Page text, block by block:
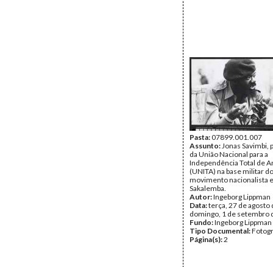
Pasta:07899.001.007
Assunto:Jonas Savimbi,
da União Nacional para a
Independência Total de
(UNITA) na base militar do
movimento nacionalista
Sakalemba.
Autor:Ingeborg Lippman
Data:terça, 27 de agosto
domingo, 1 de setembro
Fundo:Ingeborg Lippman
Tipo Documental:
Página(s):2